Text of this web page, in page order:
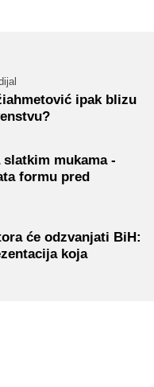
ipak blizu
mukama -
formu pred
će odzvanjati BiH:
koja